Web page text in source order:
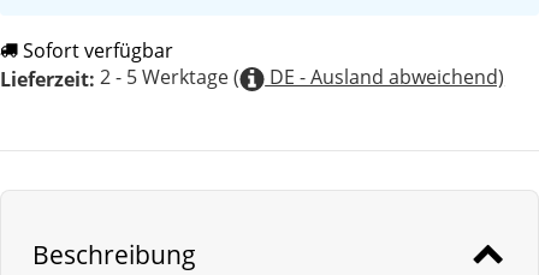
Sofort verfügbar
Lieferzeit: 2 - 5 Werktage( DE - Ausland abweichend)
Beschreibung